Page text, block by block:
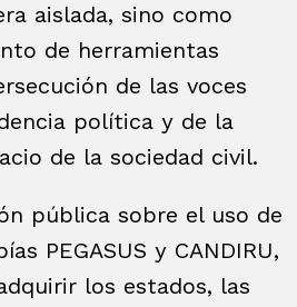
aislada, sino como
de herramientas
de las voces
política y de la
de la sociedad civil.
pública sobre el uso de
PEGASUS y CANDIRU,
los estados, las